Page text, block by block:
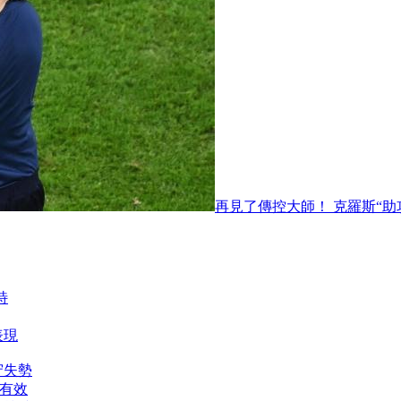
再見了傳控大師！ 克羅斯“
現
失勢
效